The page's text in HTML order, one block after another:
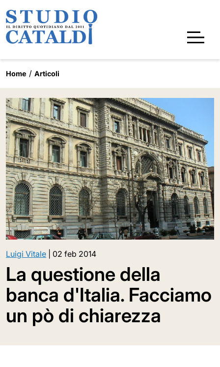
Home Articoli
Luigi Vitale 02 feb 2014
La questione della
banca d'Italia. Facciamo
un pò di chiarezza